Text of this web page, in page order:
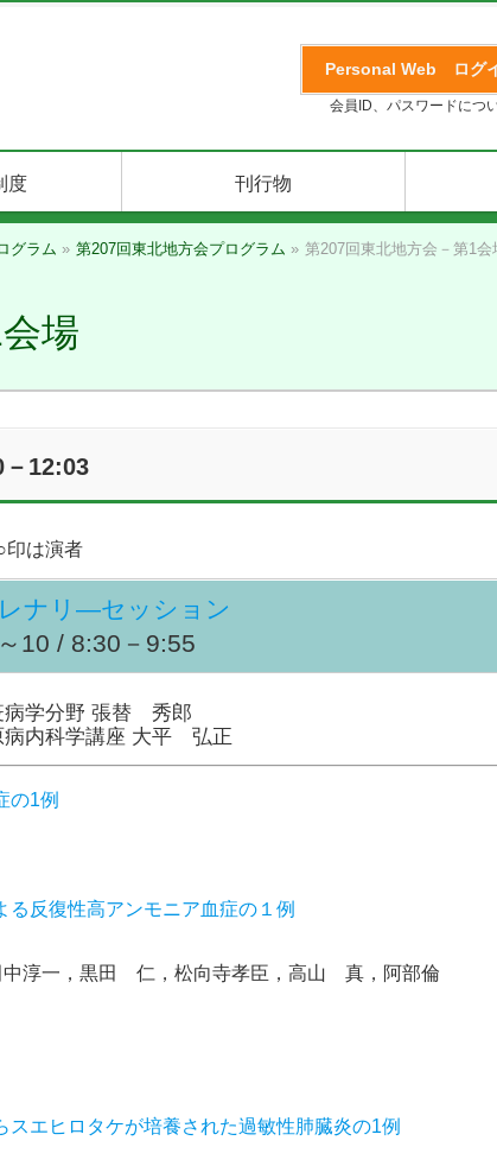
Personal Web ログ
会員ID、パスワードにつ
度 刊行物
グラム » 第207回東北地方会プログラム » 第207回東北地方会－第1会
場
12:03
印は演者
ナリ―セッション
10 / 8:30－9:55
病学分野 張替 秀郎
内科学講座 大平 弘正
の1例
反復性高アンモニア血症の１例
中淳一，黒田 仁，松向寺孝臣，高山 真，阿部倫
エヒロタケが培養された過敏性肺臓炎の1例